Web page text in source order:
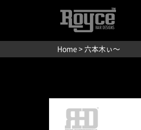
Home > 六本木ぃ〜